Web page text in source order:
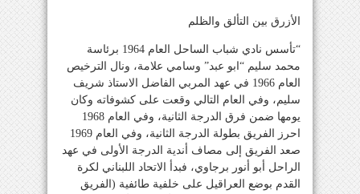
الأزرق بين التألق والظلم
“تأسس نادي شباب الساحل العام 1964 برئاسة
محمد سليم “ابو عبد” وسامي علامة، ونال الترخيص
العام 1966 في عهد المربي الفاضل الاستاذ شريف
سليم، وفي العام التالي وقعت على كشوفاته وكان
يومها ضمن فرق الدرجة الثانية، وفي العام 1968
احرز الفريق بطولة الدرجة الثانية، وفي العام 1969
صعد الفريق إلى مصاف أندية الدرجة الأولى في عهد
الراحل أبو أنور برجاوي، فبدأ الاتحاد اللبناني لكرة
القدم بوضع العراقيل على خلفية طائفية (الفريق